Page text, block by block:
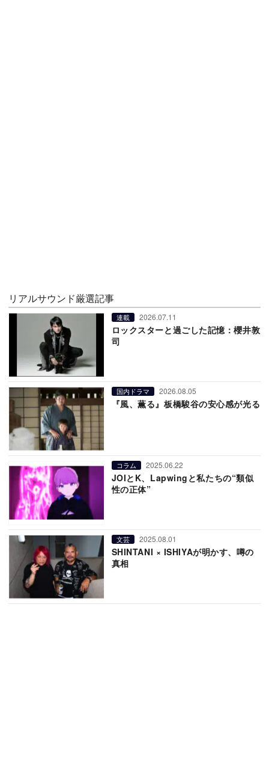
リアルサウンド厳選記事
連載 2026.07.11
ロックスターと過ごした記憶：櫻井敦
司
国内ドラマ 2026.08.05
『風、薫る』板橋駿谷の安心感が光る
コラム 2025.06.22
JOIとK、Lapwingと私たちの“類似
性の正体”
文芸 2025.08.01
SHINTANI × ISHIYAが明かす、噂の
真相